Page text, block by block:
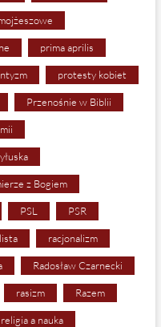
prima aprilis
protesty kobiet
Przenośnie w Biblii
z Bogiem
PSL PSR
racjonalizm
Radosław Czarnecki
rasizm Razem
religia a nauka